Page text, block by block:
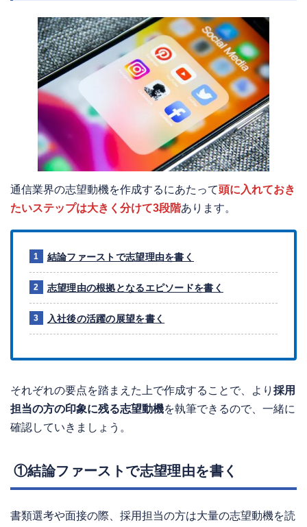
通信業界の志望動機を作成するにあたって頭に入れておき
たいステップは大きく分けて3段階あります。
結論ファーストで志望理由を書く
志望理由の根拠となるエピソードを書く
入社後の活躍の展望を書く
それぞれの要点を踏まえた上で作成することで、より 採用
担当の方の印象に残る志望動機を執筆できるので、一緒に
確認していきましょう。
①結論ファーストで志望理由を書く
書類選考や面接の際、採用担当の方は大量の志望動機を読